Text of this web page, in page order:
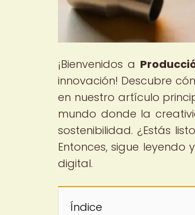
¡Bienvenidos a
innovación! Descubre
en nuestro artículo
mundo donde la
sostenibilidad. ¿Estás
Entonces, sigue
digital.
Índice